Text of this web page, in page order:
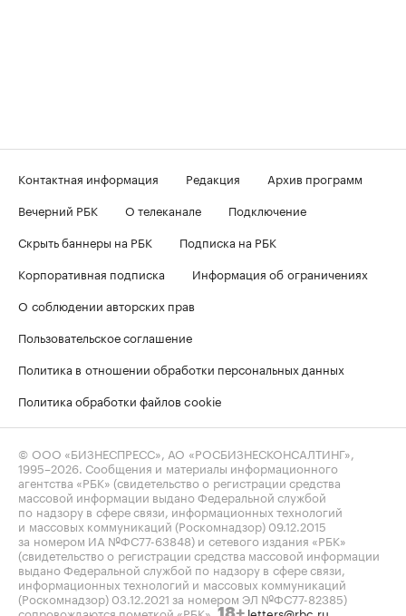
Контактная информация Редакция
Архив программ
Вечерний РБК
О телеканале
Подключение
Скрыть баннеры на РБК
Подписка на РБК
Корпоративная подписка
Информация об ограничениях
О соблюдении авторских прав
Пользовательское соглашение
Политика в отношении обработки персональных данных
Политика обработки файлов cookie
© ООО «БИЗНЕСПРЕСС», АО «РОСБИЗНЕСКОНСАЛТИНГ»,
1995–2026 . Сообщения и материалы информационного
агентства «РБК» (свидетельство о регистрации средства
массовой информации выдано Федеральной службой
по надзору в сфере связи, информационных технологий
и массовых коммуникаций (Роскомнадзор) 09.12.2015
за номером ИА №ФС77-63848) и сетевого издания «РБК»
(свидетельство о регистрации средства массовой информации
выдано Федеральной службой по надзору в сфере связи,
информационных технологий и массовых коммуникаций
(Роскомнадзор) 03.12.2021 за номером ЭЛ №ФС77-82385)
сопровождаются пометкой «РБК».
letters@rbc.ru